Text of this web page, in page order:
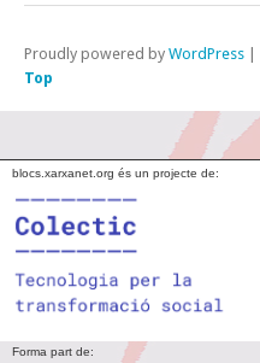
Proudly powered by WordPress |
Top
blocs.xarxanet.org és un projecte de:
Forma part de: